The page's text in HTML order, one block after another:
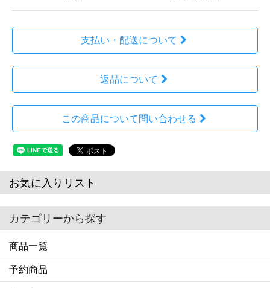
支払い・配送について
返品について
この商品について問い合わせる
お気に入りリスト
カテゴリーから探す
商品一覧
予約商品